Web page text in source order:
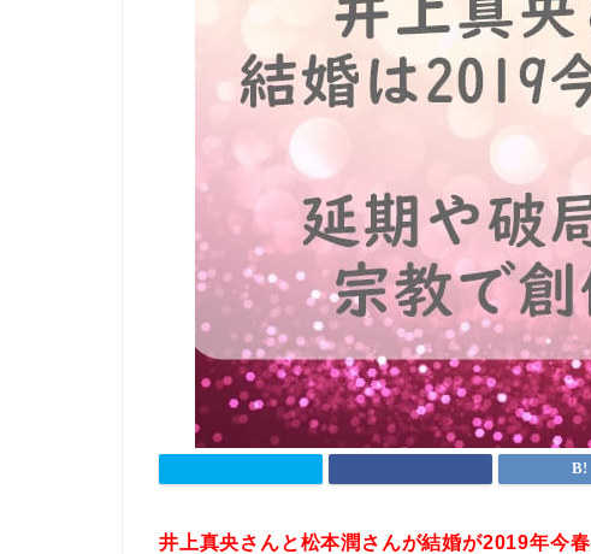
井上真央さんと松本潤さんが結婚が2019年今春